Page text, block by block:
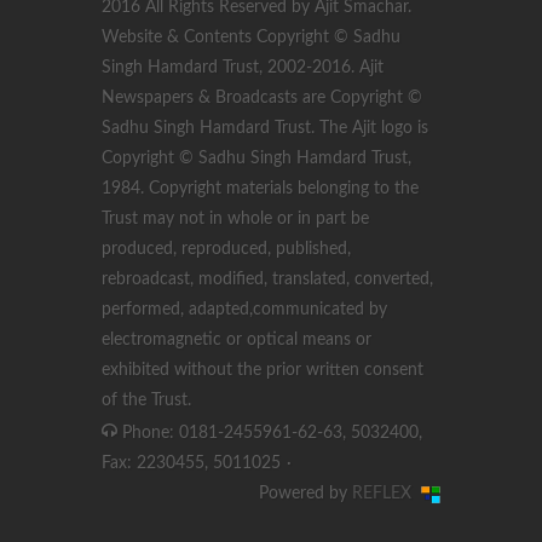
2016 All Rights Reserved by Ajit Smachar.
Website & Contents Copyright © Sadhu
Singh Hamdard Trust, 2002-2016. Ajit
Newspapers & Broadcasts are Copyright ©
Sadhu Singh Hamdard Trust. The Ajit logo is
Copyright © Sadhu Singh Hamdard Trust,
1984. Copyright materials belonging to the
Trust may not in whole or in part be
produced, reproduced, published,
rebroadcast, modified, translated, converted,
performed, adapted,communicated by
electromagnetic or optical means or
exhibited without the prior written consent
of the Trust.
Phone: 0181-2455961-62-63, 5032400,
Fax: 2230455, 5011025 ·
Powered by REFLEX